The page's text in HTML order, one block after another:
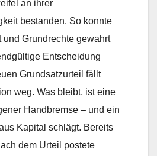
an ihrer
bestanden. So konnte
und Grundrechte gewahrt
Entscheidung
Grundsatzurteil fällt
weg. Was bleibt, ist eine
Handbremse – und ein
Kapital schlägt. Bereits
dem Urteil postete